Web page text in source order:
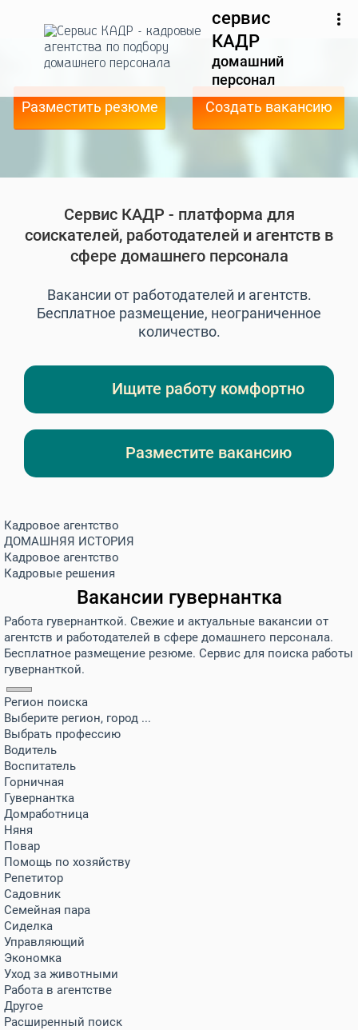
сервис
КАДР
домашний
персонал
Разместить резюме
Создать вакансию
Сервис КАДР - платформа для
соискателей, работодателей и агентств в
сфере домашнего персонала
Вакансии от работодателей и агентств.
Бесплатное размещение, неограниченное
количество.
Ищите работу комфортно
Разместите вакансию
Кадровое агентство
ДОМАШНЯЯ ИСТОРИЯ
Кадровое агентство
Кадровые решения
Вакансии гувернантка
Работа гувернанткой. Свежие и актуальные вакансии от
агентств и работодателей в сфере домашнего персонала.
Бесплатное размещение резюме. Сервис для поиска работы
гувернанткой.
Регион поиска
Выберите регион, город ...
Выбрать профессию
Водитель
Воспитатель
Горничная
Гувернантка
Домработница
Няня
Повар
Помощь по хозяйству
Репетитор
Садовник
Семейная пара
Сиделка
Управляющий
Экономка
Уход за животными
Работа в агентстве
Другое
Расширенный поиск